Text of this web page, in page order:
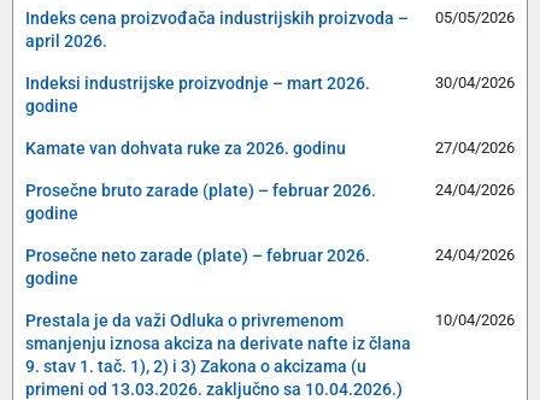
Indeks cena proizvođača industrijskih proizvoda –
april 2026.
05/05/2026
Indeksi industrijske proizvodnje – mart 2026.
godine
30/04/2026
Kamate van dohvata ruke za 2026. godinu 27/04/2026
Prosečne bruto zarade (plate) – februar 2026.
godine
24/04/2026
Prosečne neto zarade (plate) – februar 2026.
godine
24/04/2026
Prestala je da važi Odluka o privremenom
smanjenju iznosa akciza na derivate nafte iz člana
9. stav 1. tač. 1), 2) i 3) Zakona o akcizama (u
primeni od 13.03.2026. zaključno sa 10.04.2026.)
10/04/2026